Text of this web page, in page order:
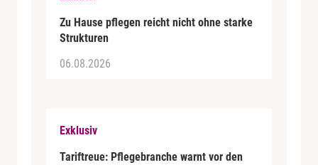
Zu Hause pflegen reicht nicht ohne starke
Strukturen
06.08.2026
Exklusiv
Tariftreue: Pflegebranche warnt vor den